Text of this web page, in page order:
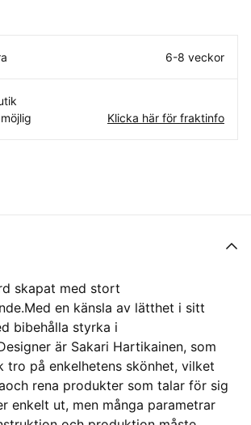
6-8 veckor
Klicka här för fraktinfo
skapat med stort
en känsla av lätthet i sitt
bibehålla styrka i
är Sakari Hartikainen, som
tro på enkelhetens skönhet, vilket
rena produkter som talar för sig
enkelt ut, men många parametrar